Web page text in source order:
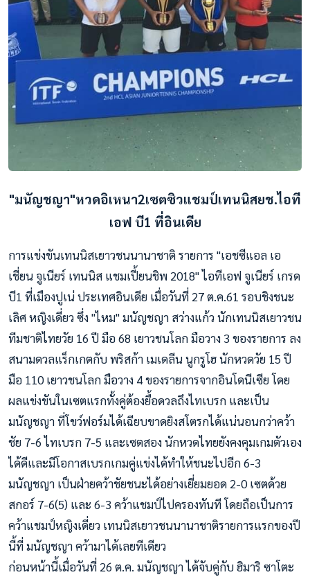
"มนัญชญา"หวดอิเหนา2เซตซิวแชมป์เทนนิสยช.ไอที
เอฟ บี1 ที่อินเดีย
การแข่งขันเทนนิสเยาวชนนานาชาติ รายการ "เอชซีแอล เอ
เชี่ยน จูเนียร์ เทนนิส แชมเปี้ยนชิพ 2018" ไอทีเอฟ จูเนียร์ เกรด
บี1 ที่เมืองปูเน่ ประเทศอินเดีย เมื่อวันที่ 27 ต.ค.61 รอบชิงชนะ
เลิศ หญิงเดี่ยว ซึ่ง "ไหม" มนัญชญา สว่างแก้ว นักเทนนิสเยาวชน
ทีมชาติไทยวัย 16 ปี มือ 68 เยาวชนโลก มือวาง 3 ของรายการ ลง
สนามดวลแร็กเกตกับ พริสก้า เมเดลีน นูกรูโฮ นักหวดวัย 15 ปี
มือ 110 เยาวชนโลก มือวาง 4 ของรายการจากอินโดนีเซีย โดย
ผลแข่งขันในเซตแรกทั้งคู่ต้องยื้อดวลถึงไทเบรก และเป็น
มนัญชญา ที่โขว์ฟอร์มได้เฉียบขาดยิงสโตรกได้แน่นอนกว่าคว้า
ชัย 7-6 ไทเบรก 7-5 และเซตสอง นักหวดไทยยังคงคุมเกมตัวเอง
ได้ดีและมีโอกาสเบรกเกมคู่แข่งได้ทำให้ชนะไปอีก 6-3
มนัญชญา เป็นฝ่ายคว้าชัยชนะได้อย่างเยี่ยมยอด 2-0 เซตด้วย
สกอร์ 7-6(5) และ 6-3 คว้าแชมป์ไปครองทันที โดยถือเป็นการ
คว้าแชมป์หญิงเดี่ยว เทนนิสเยาวชนนานาชาติรายการแรกของปี
นี้ที่ มนัญชญา คว้ามาได้เลยทีเดียว
ก่อนหน้านี้เมื่อวันที่ 26 ต.ค. มนัญชญา ได้จับคู่กับ ฮิมาริ ซาโตะ